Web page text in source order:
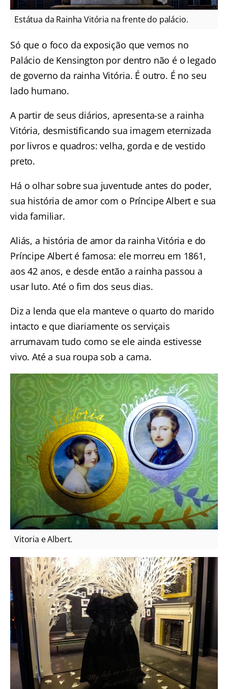
Estátua da Rainha Vitória na frente do palácio.
Só que o foco da exposição que vemos no
Palácio de Kensington por dentro não é o legado
de governo da rainha Vitória. É outro. É no seu
lado humano.
A partir de seus diários, apresenta-se a rainha
Vitória, desmistificando sua imagem eternizada
por livros e quadros: velha, gorda e de vestido
preto.
Há o olhar sobre sua juventude antes do poder,
sua história de amor com o Príncipe Albert e sua
vida familiar.
Aliás, a história de amor da rainha Vitória e do
Príncipe Albert é famosa: ele morreu em 1861,
aos 42 anos, e desde então a rainha passou a
usar luto. Até o fim dos seus dias.
Diz a lenda que ela manteve o quarto do marido
intacto e que diariamente os serviçais
arrumavam tudo como se ele ainda estivesse
vivo. Até a sua roupa sob a cama.
Vitoria e Albert.